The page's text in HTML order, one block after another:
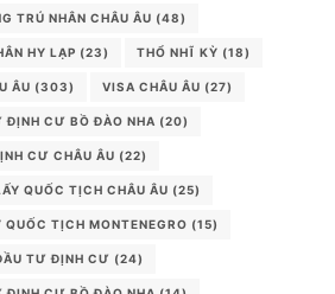
TRÚ NHÂN CHÂU ÂU (48)
HY LẠP (23) THỔ NHĨ KỲ (18)
ÂU (303) VISA CHÂU ÂU (27)
ĐỊNH CƯ BỒ ĐÀO NHA (20)
CƯ CHÂU ÂU (22)
QUỐC TỊCH CHÂU ÂU (25)
TỊCH MONTENEGRO (15)
TƯ ĐỊNH CƯ (24)